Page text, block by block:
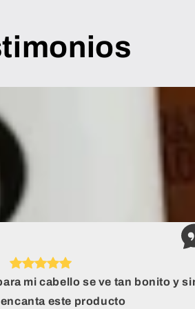
mi cabello se ve tan bonito y
este producto